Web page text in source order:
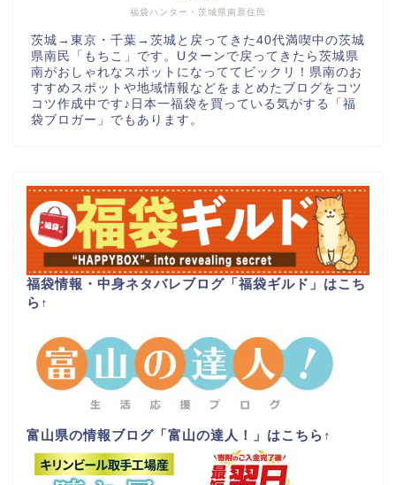
福袋ハンター・茨城県南原住民
茨城→東京・千葉→茨城と戻ってきた40代満喫中の茨城
県南民「もちこ」です。Uターンで戻ってきたら茨城県
南がおしゃれなスポットになっててビックリ！県南のお
すすめスポットや地域情報などをまとめたブログをコツ
コツ作成中です♪日本一福袋を買っている気がする「福
袋ブロガー」でもあります。
福袋情報・中身ネタバレブログ「福袋ギルド」はこち
ら ↑
富山県の情報ブログ「富山の達人！」はこちら ↑